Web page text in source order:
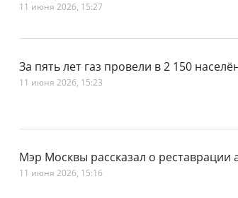
11 июня 2026, 15:27
За пять лет газ провели в 2 150
11 июня 2026, 15:23
Мэр Москвы рассказал о
11 июня 2026, 15:16